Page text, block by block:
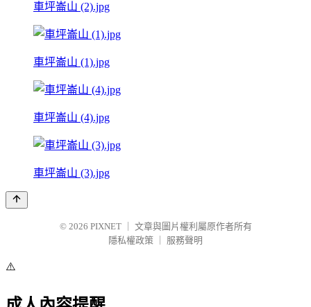
車坪崙山 (2).jpg
車坪崙山 (1).jpg
車坪崙山 (4).jpg
車坪崙山 (3).jpg
© 2026 PIXNET
文章與圖片權利屬原作者所有
隱私權政策
服務聲明
⚠️